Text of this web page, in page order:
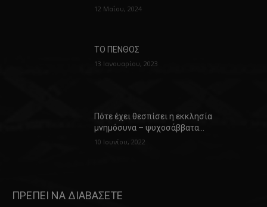
12 Μαΐου, 2024
ΤΟ ΠΕΝΘΟΣ
13 Ιανουαρίου, 2023
Πότε έχει θεσπίσει η εκκλησία
μνημόσυνα – ψυχοσάββατα…
10 Ιουνίου, 2022
ΠΡΕΠΕΙ ΝΑ ΔΙΑΒΑΣΕΤΕ